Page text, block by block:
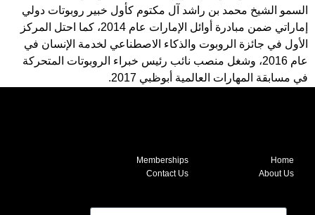
السمو الشيخ محمد بن راشد آل مكتوم كأول خبير روبوتات دولي
إماراتي ضمن مبادرة أوائل الإمارات عام 2014، كما احتل المركز
الأول في جائزة الروبوت والذكاء الاصطناعي لخدمة الإنسان في
عام 2016، وشغل منصب نائب رئيس خبراء الروبوتات المتحركة
في مسابقة المهارات العالمية أبوظبي 2017.
Home
About Us
Memberships
Contact Us